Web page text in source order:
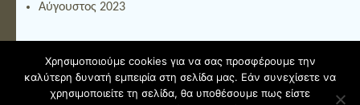
Αύγουστος 2023
Κανάλι νέων Ιστολογίου
Χρησιμοποιούμε cookies για να σας προσφέρουμε την
καλύτερη δυνατή εμπειρία στη σελίδα μας. Εάν συνεχίσετε να
χρησιμοποιείτε τη σελίδα, θα υποθέσουμε πως είστε